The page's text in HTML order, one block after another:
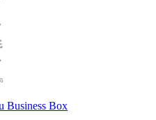
Business Box